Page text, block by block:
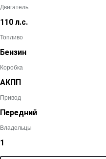
Двигатель
110 л.с.
Топливо
Бензин
Коробка
АКПП
Привод
Передний
Владельцы
1